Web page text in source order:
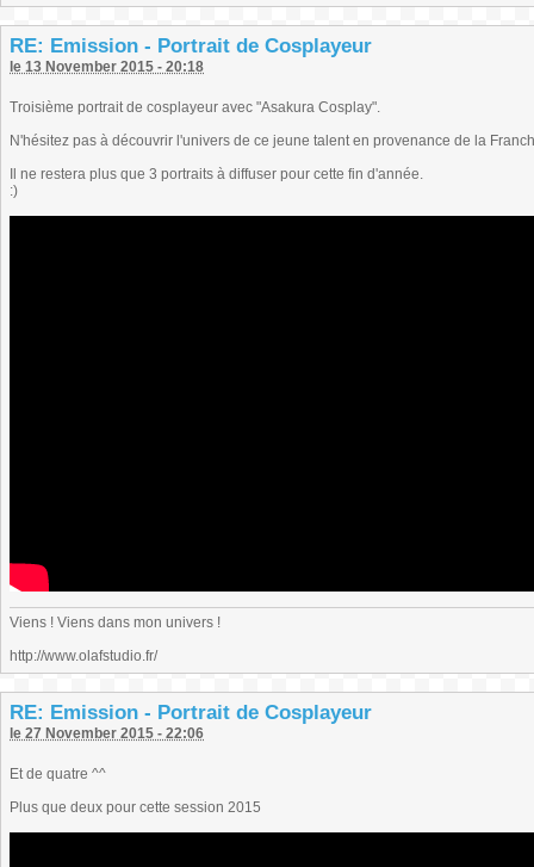
RE: Emission - Portrait de Cosplayeur
le 13 November 2015 - 20:18
Troisième portrait de cosplayeur avec "Asakura Cosplay".
N'hésitez pas à découvrir l'univers de ce jeune talent en provenance de la
Il ne restera plus que 3 portraits à diffuser pour cette fin d'année.
:)
Viens ! Viens dans mon univers !
http://www.olafstudio.fr/
RE: Emission - Portrait de Cosplayeur
le 27 November 2015 - 22:06
Et de quatre ^^
Plus que deux pour cette session 2015